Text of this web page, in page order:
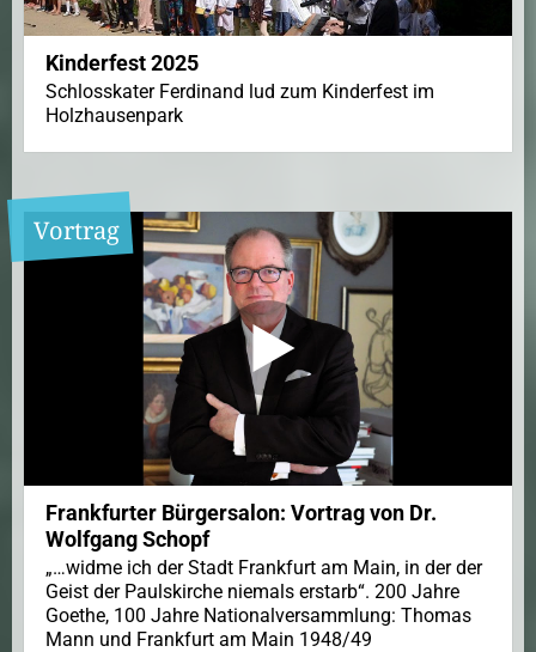
Kinderfest 2025
Schlosskater Ferdinand lud zum Kinderfest im
Holzhausenpark
Vortrag
Frankfurter Bürgersalon: Vortrag von Dr.
Wolfgang Schopf
„…widme ich der Stadt Frankfurt am Main, in der der
Geist der Paulskirche niemals erstarb“. 200 Jahre
Goethe, 100 Jahre Nationalversammlung: Thomas
Mann und Frankfurt am Main 1948/49